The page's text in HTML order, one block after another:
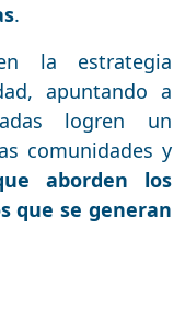
.
la estrategia
apuntando a
logren un
comunidades y
aborden los
que se generan